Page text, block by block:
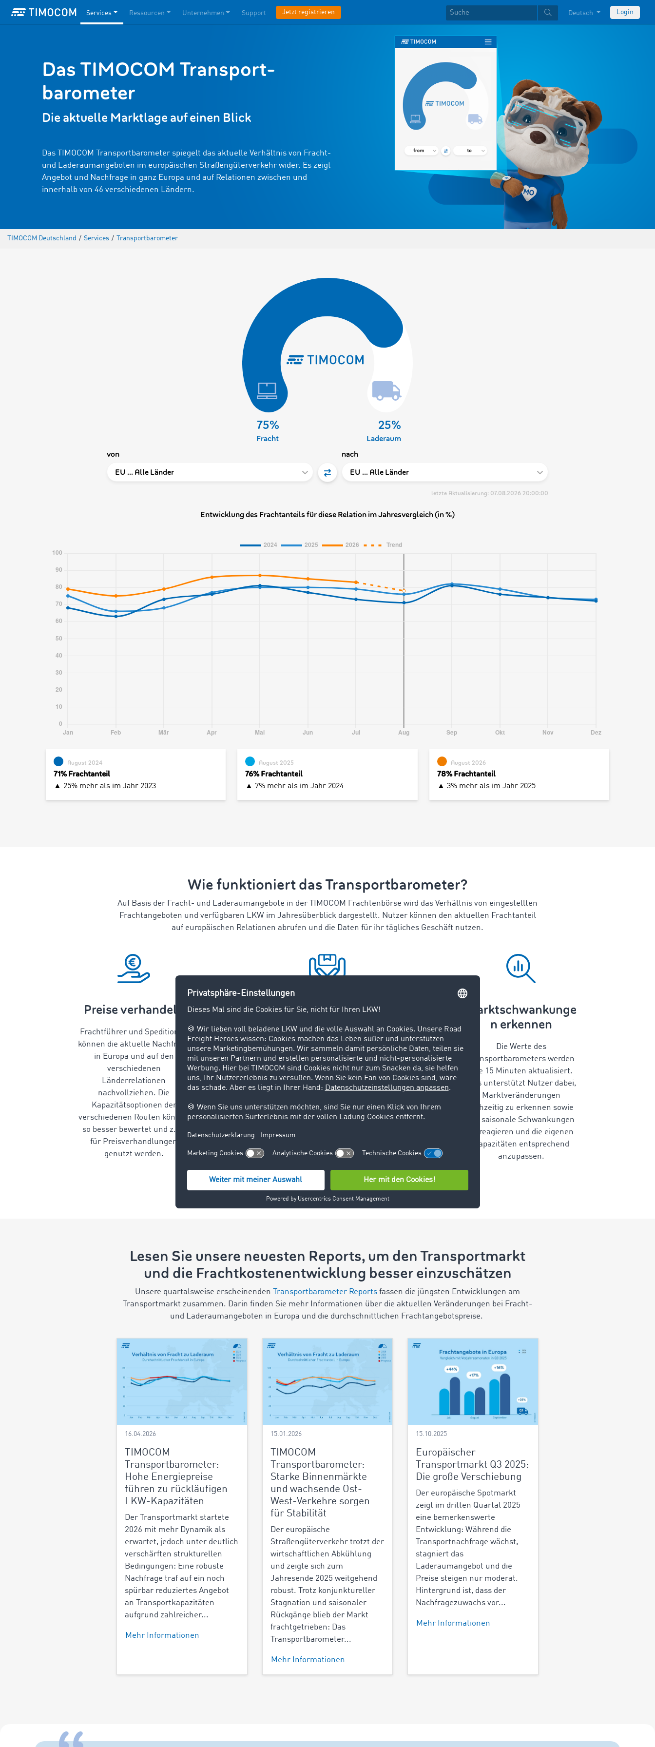
Services Ressourcen Unternehmen Support Jetzt registrieren Deutsch Login
Das TIMOCOM Transport­
barometer
Die aktuelle Markt­lage auf einen Blick
Das TIMOCOM Transportbarometer spiegelt das aktuelle Verhältnis von Fracht-
und Laderaumangeboten im europäischen Straßengüterverkehr wider. Es zeigt
Angebot und Nachfrage in ganz Europa und auf Relationen zwischen und
innerhalb von 46 verschiedenen Ländern.
TIMOCOM Deutschland / Services / Transportbarometer
Wie funktioniert das Transportbarometer?
Auf Basis der Fracht- und Laderaumangebote in der TIMOCOM Frachtenbörse wird das Verhältnis von eingestellten
Frachtangeboten und verfügbaren LKW im Jahresüberblick dargestellt. Nutzer können den aktuellen Frachtanteil
auf europäischen Relationen abrufen und die Daten für ihr tägliches Geschäft nutzen.
Preise verhandeln
Frachtführer und Speditionen
können die aktuelle Nachfrage
in Europa und auf den
verschiedenen
Länderrelationen
nachvollziehen. Die
Kapazitätsoptionen der
verschiedenen Routen können
so besser bewertet und z. B.
für Preisverhandlungen
genutzt werden.
Ressourcen schonen
Die Daten des
Transportbarometers
ermöglichen eine bessere
Planung der Ressourcen und
helfen beispielsweise, leere
Rückfahrten zu vermeiden.
Denn ein hohes Frachtangebot
verspricht potenziell eine
anschließenden
Marktschwankunge
n erkennen
Die Werte des
Transportbarometers werden
alle 15 Minuten aktualisiert.
Dies unterstützt Nutzer dabei,
Marktveränderungen
frühzeitig zu erkennen sowie
auf saisonale Schwankungen
zu reagieren und die eigenen
Kapazitäten entsprechend
anzupassen.
Lesen Sie unsere neuesten Reports, um den Transportmarkt
und die Frachtkostenentwicklung besser einzuschätzen
Unsere quartalsweise erscheinenden Transportbarometer Reports fassen die jüngsten Entwicklungen am
Transportmarkt zusammen. Darin finden Sie mehr Informationen über die aktuellen Veränderungen bei Fracht-
und Laderaumangeboten in Europa und die durchschnittlichen Frachtangebotspreise.
16.04.2026
TIMOCOM
Transportbarometer:
Hohe Energiepreise
führen zu rückläufigen
LKW-Kapazitäten
Der Transportmarkt startete
2026 mit mehr Dynamik als
erwartet, jedoch unter deutlich
verschärften strukturellen
Bedingungen: Eine robuste
Nachfrage traf auf ein noch
spürbar reduziertes Angebot
an Transportkapazitäten
aufgrund zahlreicher...
Mehr Informationen
15.01.2026
TIMOCOM
Transportbarometer:
Starke Binnenmärkte
und wachsende Ost-
West-Verkehre sorgen
für Stabilität
Der europäische
Straßengüterverkehr trotzt der
wirtschaftlichen Abkühlung
und zeigte sich zum
Jahresende 2025 weitgehend
robust. Trotz konjunktureller
Stagnation und saisonaler
Rückgänge blieb der Markt
frachtgetrieben: Das
Transportbarometer...
Mehr Informationen
15.10.2025
Europäischer
Transportmarkt Q3 2025:
Die große Verschiebung
Der europäische Spotmarkt
zeigt im dritten Quartal 2025
eine bemerkenswerte
Entwicklung: Während die
Transportnachfrage wächst,
stagniert das
Laderaumangebot und die
Preise steigen nur moderat.
Hintergrund ist, dass der
Nachfragezuwachs vor...
Mehr Informationen